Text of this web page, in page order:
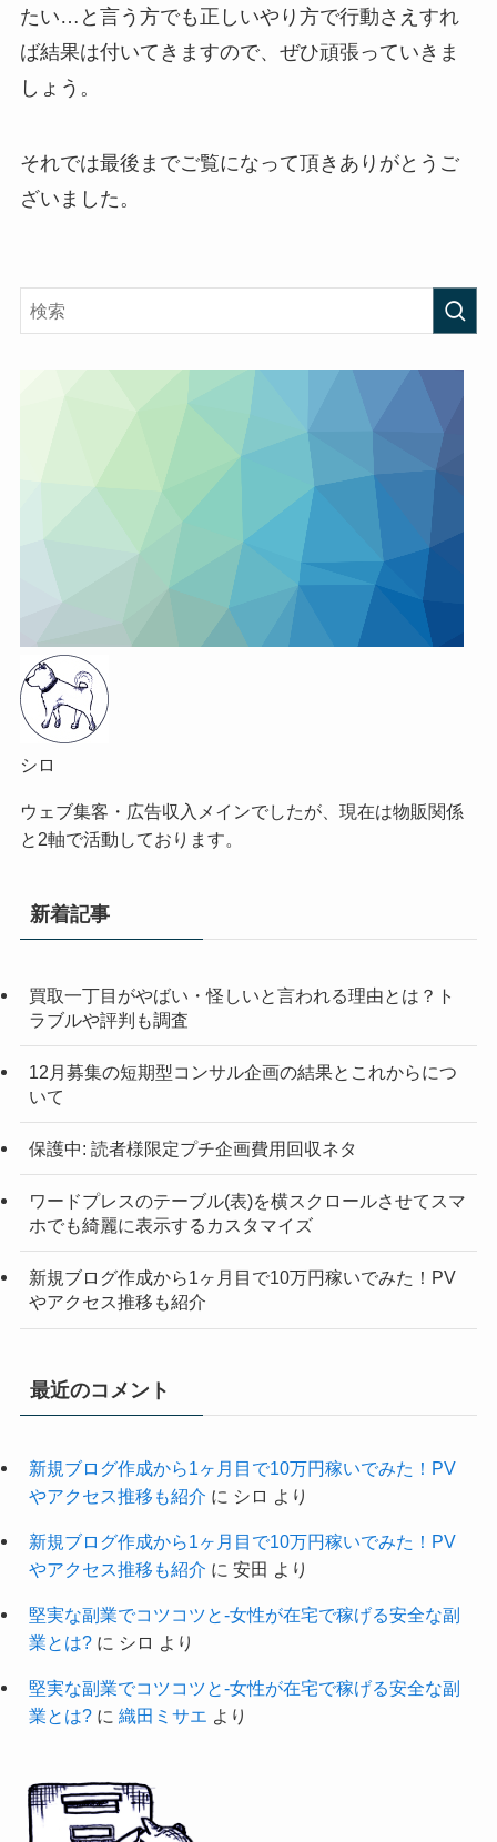
たい…と言う方でも正しいやり方で行動さえすれ
ば結果は付いてきますので、ぜひ頑張っていきま
しょう。
それでは最後までご覧になって頂きありがとうご
ざいました。
シロ
ウェブ集客・広告収入メインでしたが、現在は物販関係
と2軸で活動しております。
新着記事
買取一丁目がやばい・怪しいと言われる理由とは？ト
ラブルや評判も調査
12月募集の短期型コンサル企画の結果とこれからにつ
いて
保護中: 読者様限定プチ企画費用回収ネタ
ワードプレスのテーブル(表)を横スクロールさせてスマ
ホでも綺麗に表示するカスタマイズ
新規ブログ作成から1ヶ月目で10万円稼いでみた！PV
やアクセス推移も紹介
最近のコメント
新規ブログ作成から1ヶ月目で10万円稼いでみた！PV
やアクセス推移も紹介 に シロ より
新規ブログ作成から1ヶ月目で10万円稼いでみた！PV
やアクセス推移も紹介 に 安田 より
堅実な副業でコツコツと-女性が在宅で稼げる安全な副
業とは?に シロ より
堅実な副業でコツコツと-女性が在宅で稼げる安全な副
業とは?に 織田ミサエ より